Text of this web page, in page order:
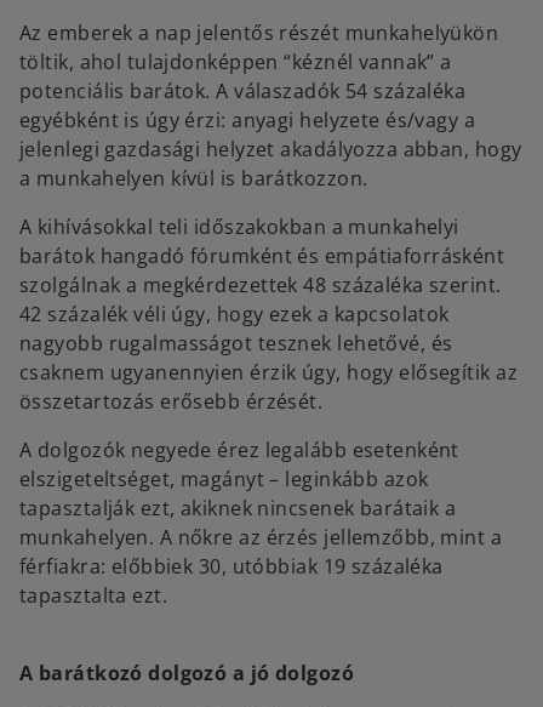
Az emberek a nap jelentős részét munkahelyükön
töltik, ahol tulajdonképpen “kéznél vannak” a
potenciális barátok. A válaszadók 54 százaléka
egyébként is úgy érzi: anyagi helyzete és/vagy a
jelenlegi gazdasági helyzet akadályozza abban, hogy
a munkahelyen kívül is barátkozzon.
A kihívásokkal teli időszakokban a munkahelyi
barátok hangadó fórumként és empátiaforrásként
szolgálnak a megkérdezettek 48 százaléka szerint.
42 százalék véli úgy, hogy ezek a kapcsolatok
nagyobb rugalmasságot tesznek lehetővé, és
csaknem ugyanennyien érzik úgy, hogy elősegítik az
összetartozás erősebb érzését.
A dolgozók negyede érez legalább esetenként
elszigeteltséget, magányt – leginkább azok
tapasztalják ezt, akiknek nincsenek barátaik a
munkahelyen. A nőkre az érzés jellemzőbb, mint a
férfiakra: előbbiek 30, utóbbiak 19 százaléka
tapasztalta ezt.
A barátkozó dolgozó a jó dolgozó